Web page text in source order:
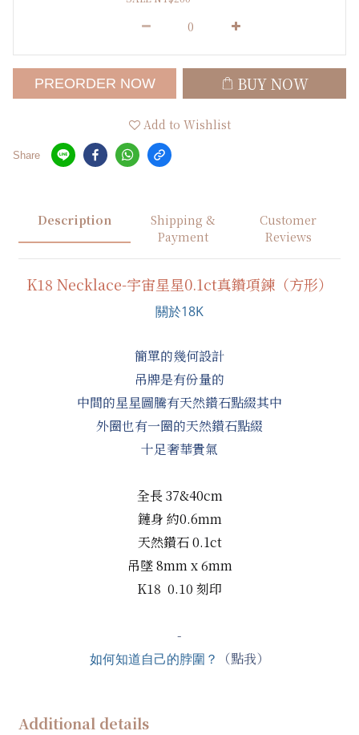
PREORDER NOW BUY NOW
Add to Wishlist
Share
Description
Shipping &
Payment
Customer
Reviews
K18 Necklace-宇宙星星0.1ct真鑽項鍊（方形）
關於18K
簡單的幾何設計
吊牌是有份量的
中間的星星圖騰有天然鑽石點綴其中
外圈也有一圈的天然鑽石點綴
十足奢華貴氣
全長 37&40cm
鏈身 約0.6mm
天然鑽石0.1ct
吊墜 8mm x 6mm
K18 0.10 刻印
-
如何知道自己的脖圍？ （點我）
Additional details